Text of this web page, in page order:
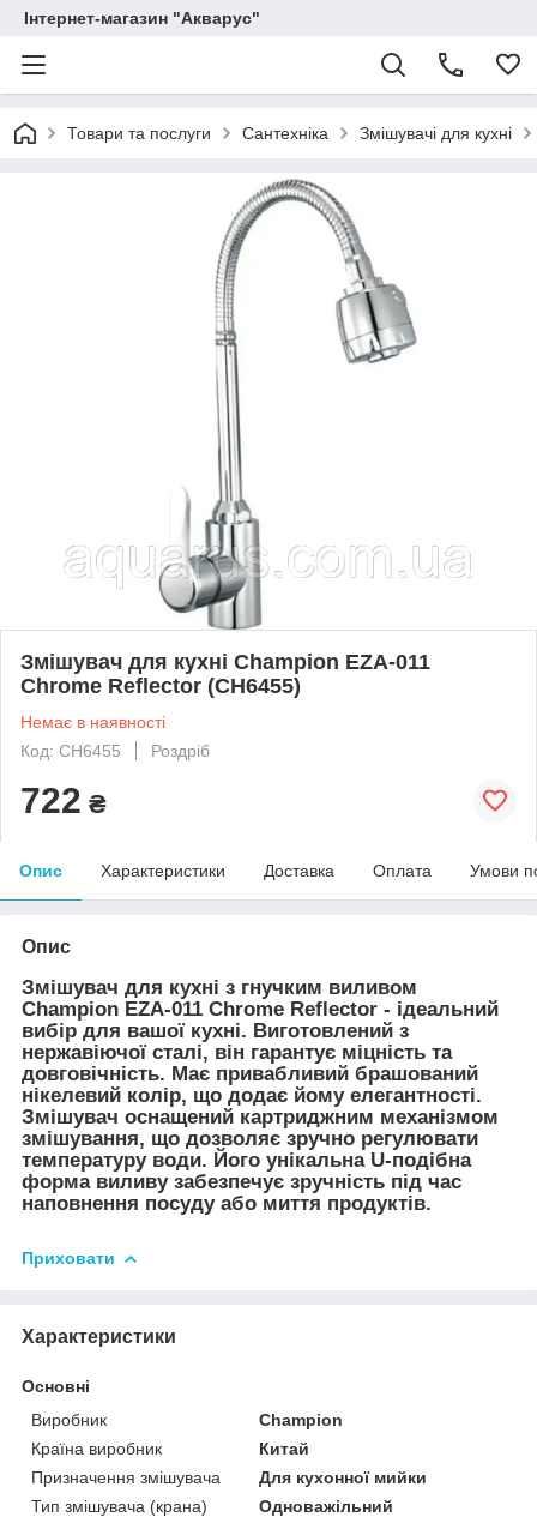
Інтернет-магазин "Акварус"
Товари та послуги Сантехніка Змішувачі для кухні
Змішувач для кухні Champion EZA-011
Chrome Reflector (CH6455)
Немає в наявності
Код: CH6455
Роздріб
722 ₴
Опис Характеристики Доставка Оплата Умови
Опис
Змішувач для кухні з гнучким виливом
Champion EZA-011 Chrome Reflector - ідеальний
вибір для вашої кухні. Виготовлений з
нержавіючої сталі, він гарантує міцність та
довговічність. Має привабливий брашований
нікелевий колір, що додає йому елегантності.
Змішувач оснащений картриджним механізмом
змішування, що дозволяє зручно регулювати
температуру води. Його унікальна U-подібна
форма виливу забезпечує зручність під час
наповнення посуду або миття продуктів.
Приховати
Характеристики
Основні
Виробник
Champion
Країна виробник
Китай
Призначення змішувача
Для кухонної мийки
Тип змішувача (крана)
Одноважільний